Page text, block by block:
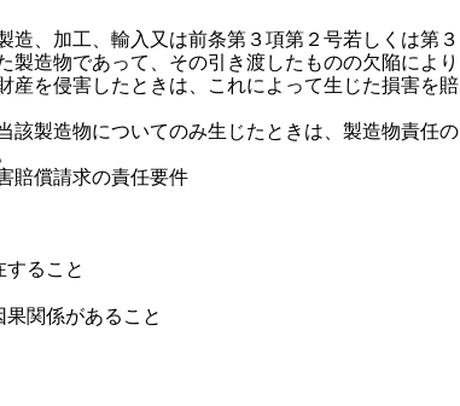
、加工、輸入又は前条第３項第２号若しくは第３
製造物であって、その引き渡したものの欠陥により
産を侵害したときは、これによって生じた損害を賠
該製造物についてのみ生じたときは、製造物責任の
賠償請求の責任要件
すること
果関係があること